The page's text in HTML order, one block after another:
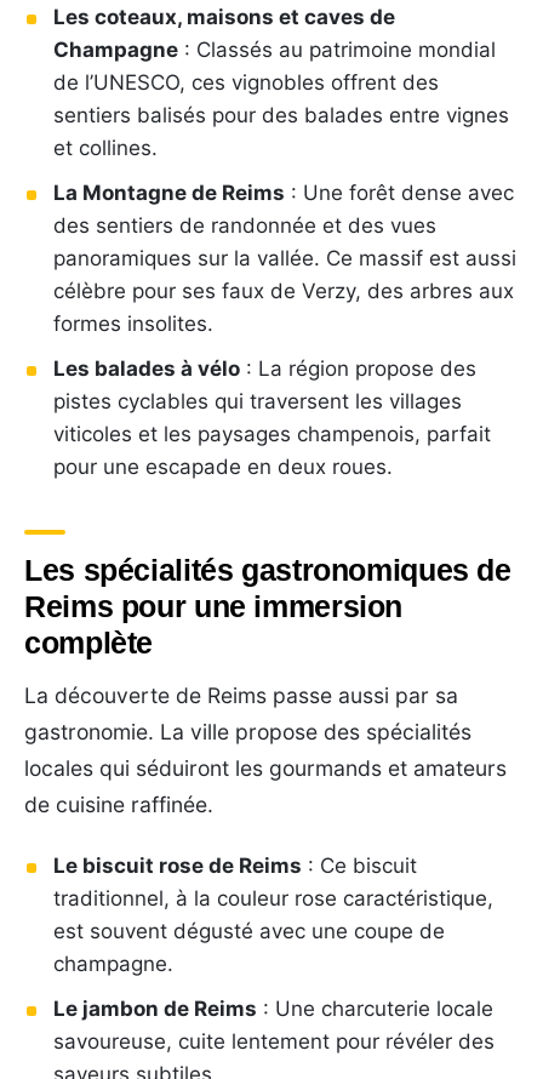
Les coteaux, maisons et caves de
Champagne : Classés au patrimoine mondial
de l’UNESCO, ces vignobles offrent des
sentiers balisés pour des balades entre vignes
et collines.
La Montagne de Reims : Une forêt dense avec
des sentiers de randonnée et des vues
panoramiques sur la vallée. Ce massif est aussi
célèbre pour ses faux de Verzy, des arbres aux
formes insolites.
Les balades à vélo : La région propose des
pistes cyclables qui traversent les villages
viticoles et les paysages champenois, parfait
pour une escapade en deux roues.
Les spécialités gastronomiques de
Reims pour une immersion
complète
La découverte de Reims passe aussi par sa
gastronomie. La ville propose des spécialités
locales qui séduiront les gourmands et amateurs
de cuisine raffinée.
Le biscuit rose de Reims : Ce biscuit
traditionnel, à la couleur rose caractéristique,
est souvent dégusté avec une coupe de
champagne.
Le jambon de Reims : Une charcuterie locale
savoureuse, cuite lentement pour révéler des
saveurs subtiles.